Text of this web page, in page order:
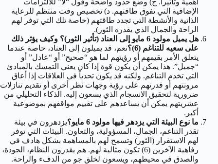
أهمية وتأثيراً. ج) وضع حدود واضحة وقول “لا” للالتزامات
الإضافية التي تفوق طاقتهم. د) تخصيص وقت منتظم للرعاية
الذاتية والأنشطة التي تجدد طاقتهم (خاصة تلك التي توفر لهم
الراحة والجمال الذي يقدره الثور).
هل يميل مولود 6 مايو إلى العناد (تأثير الثور)؟ وكيف يؤثر ذلك
على سعيه للتناغم (6)؟
نعم، قد يميلون إلى العناد، خاصة عندما
يتعلق الأمر بقيمهم أو رؤيتهم لما هو “صحيح” أو “عادل” أو
“جميل”. هذا يمكن أن يكون قوة إذا كان يعني التمسك بالمبادئ
التي تخدم التناغم. ولكنه قد يكون تحدياً في العلاقات إذا أعاق
مرونتهم أو قدرتهم على رؤية وجهات نظر أخرى أو تقديم تنازلات
ضرورية لتحقيق الانسجام الذي يسعون إليه. الذكاء التحليلي من
عشريتهم يمكن أن يساعدهم على تقييم مواقفهم بموضوعية
أكبر.
ما نوع البيئة التي يزدهر فيها مولود 6 مايو؟
يزدهرون في بيئة
تقدر التناغم، الجمال، المسؤولية، والتعاون. البيئات التي توفر
لهم الاستقرار (الثور) وتسمح لهم بالمساهمة بشكل هادف في
رفاهية الآخرين (6) تكون مثالية لهم. هم يقدرون النظام، الجودة،
والصدق في محيطهم، ويسعون لخلق جو من الدفء والراحة.